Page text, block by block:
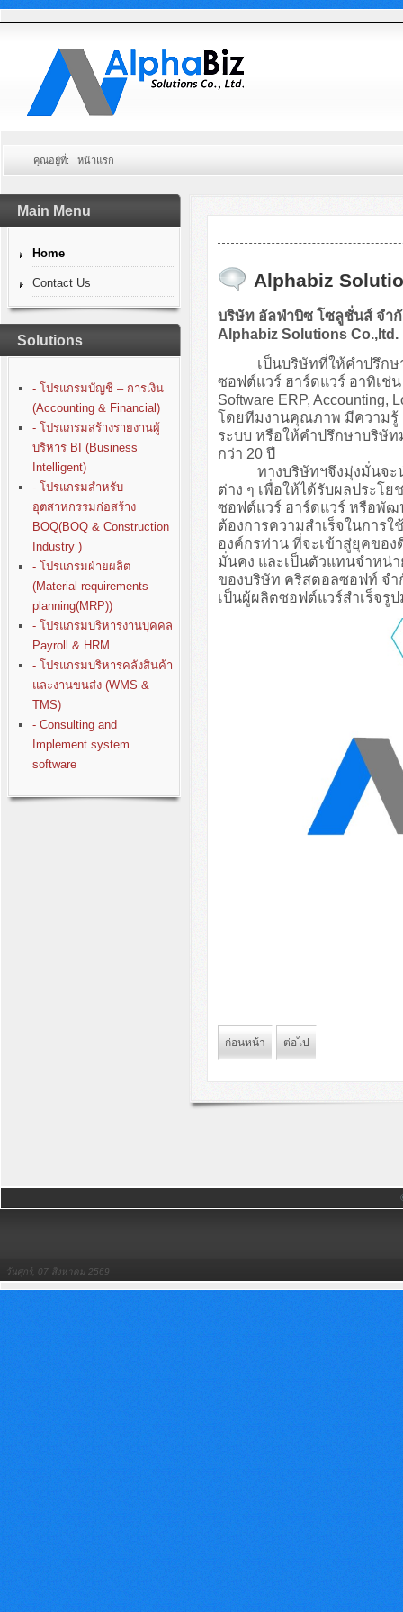
คุณอยู่ที่: หน้าแรก
Main Menu
Home
Contact Us
Solutions
- โปรแกรมบัญชี – การเงิน
(Accounting & Financial)
- โปรแกรมสร้างรายงานผู้
บริหาร BI (Business
Intelligent)
- โปรแกรมสำหรับ
อุตสาหกรรมก่อสร้าง
BOQ(BOQ & Construction
Industry )
- โปรแกรมฝ่ายผลิต
(Material requirements
planning(MRP))
- โปรแกรมบริหารงานบุคคล
Payroll & HRM
- โปรแกรมบริหารคลังสินค้า
และงานขนส่ง (WMS &
TMS)
- Consulting and
Implement system
software
Alphabiz
บริษัท อัลฟ่าบิซ โซลูชั่นส์ จำ
Alphabiz Solutions Co.,ltd.
เป็นบริษัทที่ให้คำปรึกษา
ซอฟต์แวร์ ฮาร์ดแวร์ อาทิเช่
Software ERP,
โดยทีมงานคุณภาพ มีความรู้
ระบบ หรือให้คำปรึกษาบริษั
กว่า 20 ปี
ทางบริษัทฯจึงมุ่งมั่นจะน
ต่าง ๆ เพื่อให้ได้รับผลประโย
ซอฟต์แวร์ ฮาร์ดแวร์ หรือพัฒ
ต้องการความสำเร็จในการ
องค์กรท่าน ที่จะเข้าสู่ยุคขอ
มั่นคง และเป็นตัวแทนจำหน่
ของบริษัท คริสตอลซอฟท์ จำ
เป็นผู้ผลิตซอฟต์แวร์สำเร็จรู
ก่อนหน้า ต่อไป
วันศุกร์, 07 สิงหาคม 2569